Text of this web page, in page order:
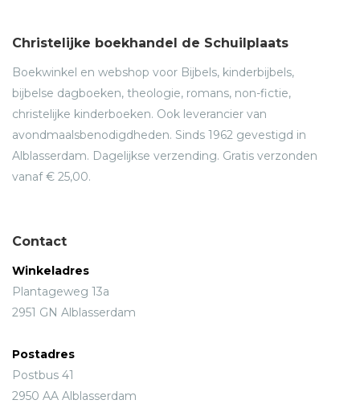
Christelijke boekhandel de Schuilplaats
Boekwinkel en webshop voor Bijbels, kinderbijbels,
bijbelse dagboeken, theologie, romans, non-fictie,
christelijke kinderboeken. Ook leverancier van
avondmaalsbenodigdheden. Sinds 1962 gevestigd in
Alblasserdam. Dagelijkse verzending. Gratis verzonden
vanaf € 25,00.
Contact
Winkeladres
Plantageweg 13a
2951 GN Alblasserdam
Postadres
Postbus 41
2950 AA Alblasserdam